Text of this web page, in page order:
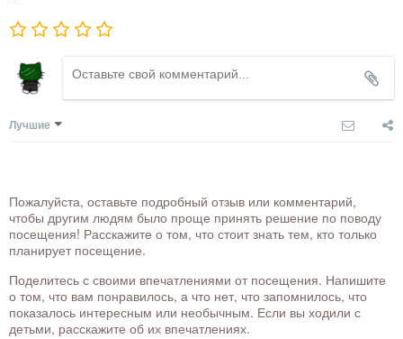
Лучшие
Пожалуйста, оставьте подробный отзыв или комментарий,
чтобы другим людям было проще принять решение по поводу
посещения! Расскажите о том, что стоит знать тем, кто только
планирует посещение.
Поделитесь с своими впечатлениями от посещения. Напишите
о том, что вам понравилось, а что нет, что запомнилось, что
показалось интересным или необычным. Если вы ходили с
детьми, расскажите об их впечатлениях.